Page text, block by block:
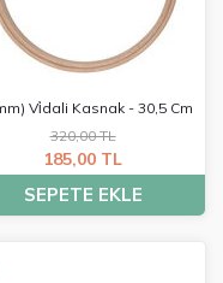
Vi̇dali Kasnak - 30,5 Cm
320,00 TL
185,00 TL
SEPETE EKLE